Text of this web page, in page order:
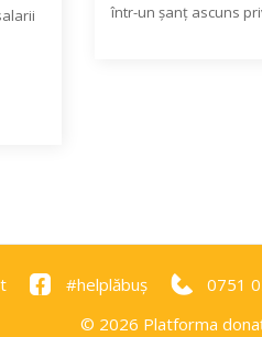
într-un șanț ascuns
#helplăbuș 0751
© 2026 Platforma